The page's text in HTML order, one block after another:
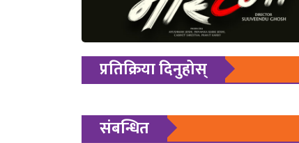
प्रतिक्रिया दिनुहोस्
संबन्धित